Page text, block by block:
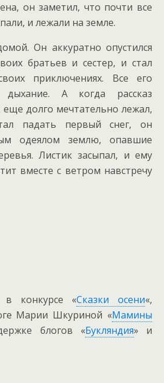
он заметил, что почти все
и лежали на земле.
Он аккуратно опустился
братьев и сестер, и стал
приключениях. Все его
дыхание. А когда рассказ
еще долго мечтательно лежал,
падать первый снег, он
одеялом землю, опавшие
Листик засыпал, и ему
вместе с ветром навстречу
в конкурсе «Сказки осени«,
Марии Шкуриной «Мамины
блогов «Букляндия» и